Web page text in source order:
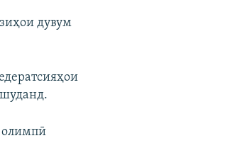
дувум
олимпӣ